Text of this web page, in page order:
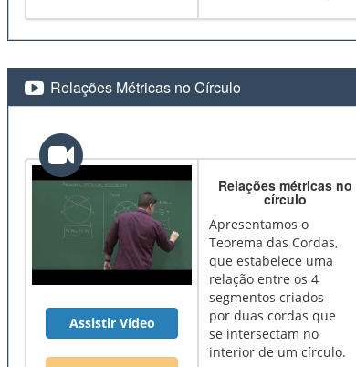
triângulos.
Relações Métricas no Círculo
Assistir Vídeo
Relações métricas no
círculo
Apresentamos o
Teorema das Cordas,
que estabelece uma
relação entre os 4
segmentos criados
por duas cordas que
se intersectam no
interior de um círculo.